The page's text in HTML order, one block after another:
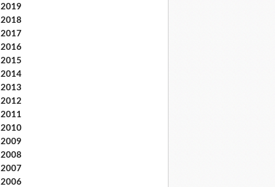
2019
2018
2017
2016
2015
2014
2013
2012
2011
2010
2009
2008
2007
2006